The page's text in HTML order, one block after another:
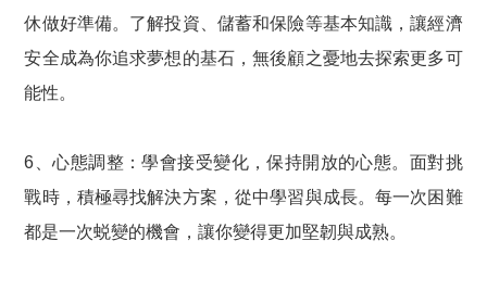
休做好準備。了解投資、儲蓄和保險等基本知識，讓經濟
安全成為你追求夢想的基石，無後顧之憂地去探索更多可
能性。
6、心態調整：學會接受變化，保持開放的心態。面對挑
戰時，積極尋找解決方案，從中學習與成長。每一次困難
都是一次蜕變的機會，讓你變得更加堅韌與成熟。